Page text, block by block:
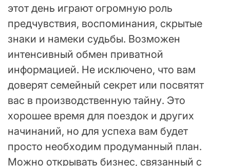
этот день играют огромную роль
предчувствия, воспоминания, скрытые
знаки и намеки судьбы. Возможен
интенсивный обмен приватной
информацией. Не исключено, что вам
доверят семейный секрет или посвятят
вас в производственную тайну. Это
хорошее время для поездок и других
начинаний, но для успеха вам будет
просто необходим продуманный план.
Можно открывать бизнес, связанный с